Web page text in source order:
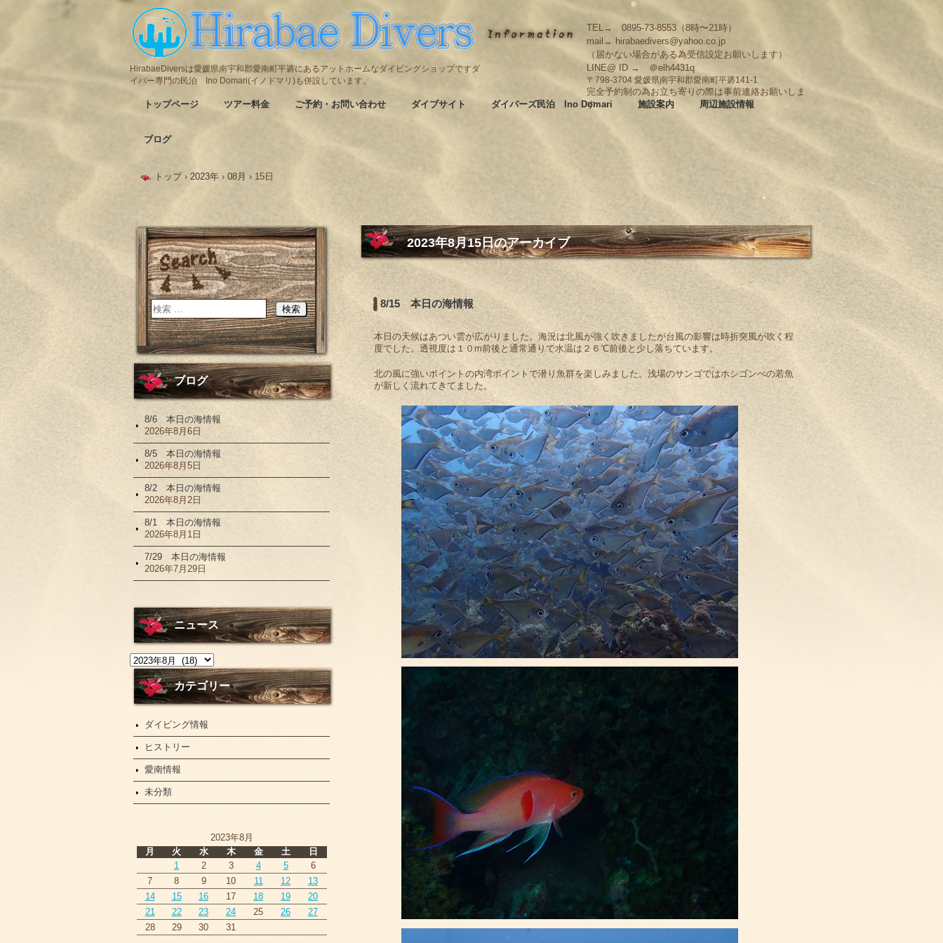
HirabaeDiversは愛媛県南宇和郡愛南町平碆にあるアットホームなダイビングショップですダ
イバー専門の民泊 Ino Domari(イノドマリ)も併設しています。
TEL→ 0895-73-8553（8時〜21時）
mail→ hirabaedivers@yahoo.co.jp
（届かない場合がある為受信設定お願いします）
LINE@ ID → ＠elh4431q
〒798-3704 愛媛県南宇和郡愛南町平碆141-1
完全予約制の為お立ち寄りの際は事前連絡お願いしま
す
トップページ ツアー料金 ご予約・お問い合わせ ダイブサイト ダイバーズ民泊 Ino Domari 施設案内 周辺施設情報
ブログ
トップ › 2023年 › 08月 › 15日
2023年8月15日のアーカイブ
8/15 本日の海情報
本日の天候はあつい雲が広がりました。海況は北風が強く吹きましたが台風の影響は時折突風が吹く程
度でした。透視度は１０m前後と通常通りで水温は２６℃前後と少し落ちています。
北の風に強いポイントの内湾ポイントで潜り魚群を楽しみました。浅場のサンゴではホシゴンべの若魚
が新しく流れてきてました。
ブログ
8/6 本日の海情報
2026年8月6日
8/5 本日の海情報
2026年8月5日
8/2 本日の海情報
2026年8月2日
8/1 本日の海情報
2026年8月1日
7/29 本日の海情報
2026年7月29日
ニュース
ニ
ュ
ー
カテゴリー
ダイビング情報
ヒストリー
愛南情報
未分類
2023年8月
月
火 水 木 金 土
日
1
2 3 4 5
6
7
8 9 10 11 12
13
14
15 16 17 18 19
20
21
22 23 24 25 26
27
28
29 30 31